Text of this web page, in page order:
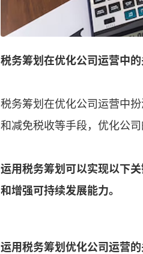
税务筹划在优化公司运营中的
税务筹划在优化公司运营中
和减免税收等手段，优化公
运用税务筹划可以实现以下
和增强可持续发展能力。
运用税务筹划优化公司运营